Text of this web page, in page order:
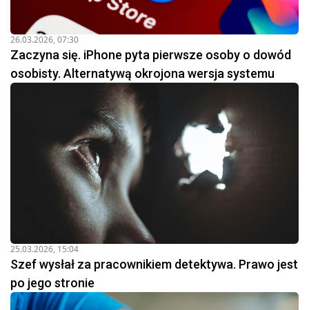
26.03.2026, 07:30
Zaczyna się. iPhone pyta pierwsze osoby o dowód
osobisty. Alternatywą okrojona wersja systemu
25.03.2026, 15:04
Szef wysłał za pracownikiem detektywa. Prawo jest
po jego stronie